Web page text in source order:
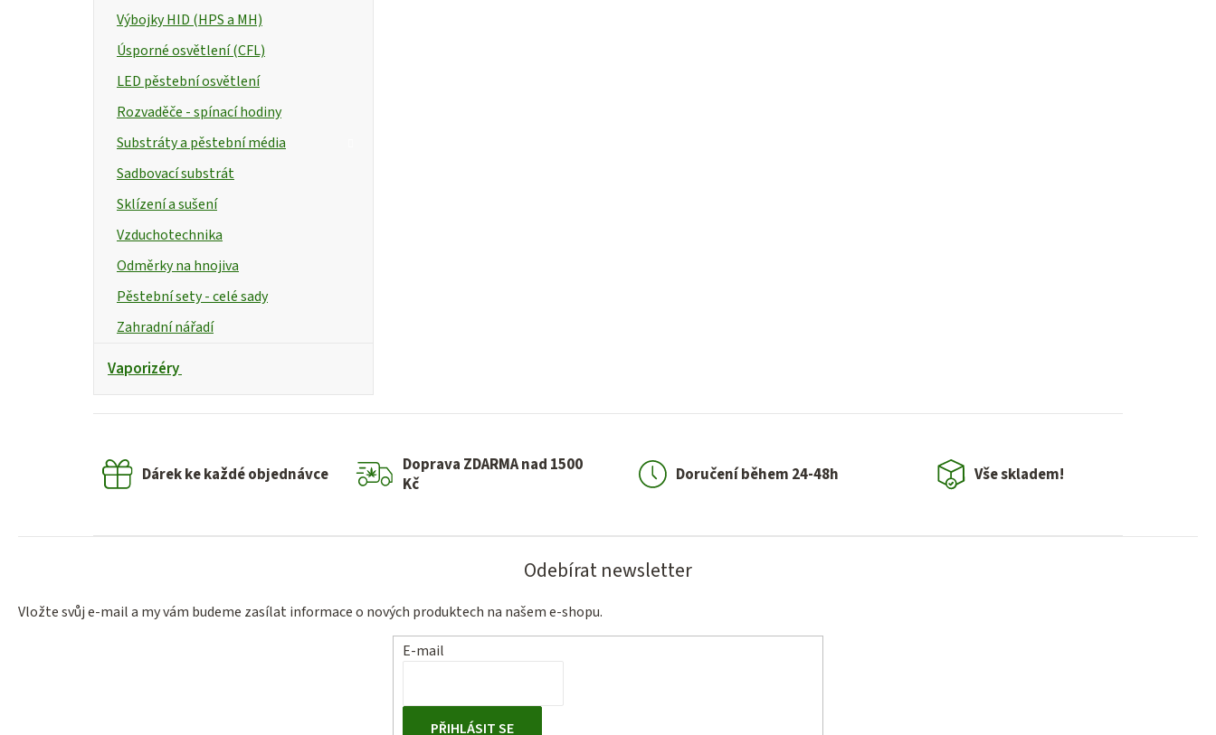
Výbojky HID (HPS a MH)
Úsporné osvětlení (CFL)
LED pěstební osvětlení
Rozvaděče - spínací hodiny
Substráty a pěstební média
Sadbovací substrát
Sklízení a sušení
Vzduchotechnika
Odměrky na hnojiva
Pěstební sety - celé sady
Zahradní nářadí
Vaporizéry
Dárek ke každé objednávce
Doprava ZDARMA nad 1500
Kč
Doručení během 24-48h Vše skladem!
Odebírat newsletter
Vložte svůj e-mail a my vám budeme zasílat informace o nových produktech na našem e-shopu.
E-mail
PŘIHLÁSIT SE